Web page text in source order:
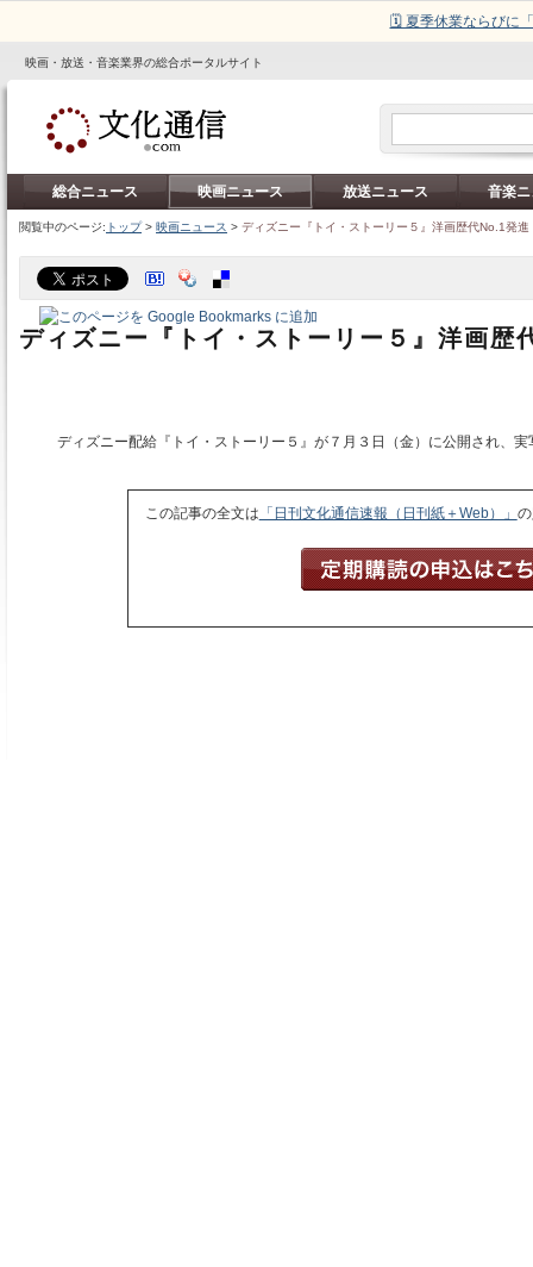
🗓️ 夏季休業ならびに
映画・放送・音楽業界の総合ポータルサイト
総合ニュース 映画ニュース 放送ニュース 音楽
閲覧中のページ: トップ> 映画ニュース > ディズニー『トイ・ストーリー５』洋画歴代No.1発進
ディズニー『トイ・ストーリー５』洋画歴
ディズニー配給『トイ・ストーリー５』が７月３日（金）に公開され、
この記事の全文は 「日刊文化通信速報（日刊紙＋Web）」